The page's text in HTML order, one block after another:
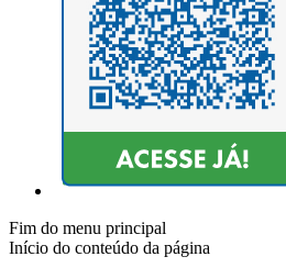
Fim do menu principal
Início do conteúdo da página